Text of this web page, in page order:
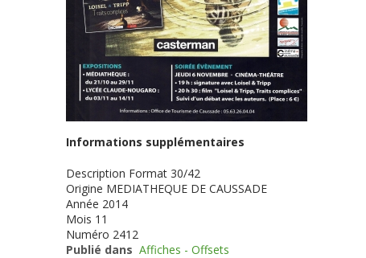
Informations supplémentaires
Description Format 30/42
Origine MEDIATHEQUE DE CAUSSADE
Année 2014
Mois 11
Numéro 2412
Publié dans Affiches - Offsets